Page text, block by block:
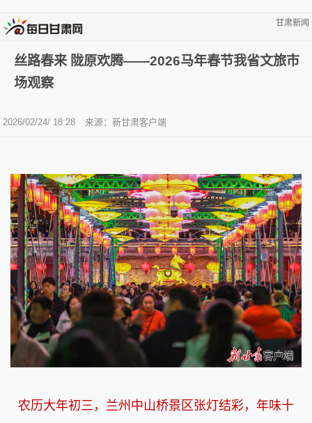
甘肃新闻
丝路春来 陇原欢腾——2026马年春节我省文旅市
场观察
2026/02/24/ 18:28 来源：新甘肃客户端
农历大年初三，兰州中山桥景区张灯结彩，年味十